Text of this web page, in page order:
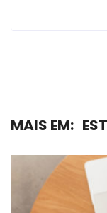
MAIS EM: